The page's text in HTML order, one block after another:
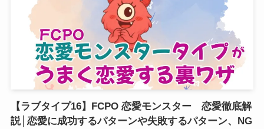
【ラブタイプ16】FCPO 恋愛モンスター 恋愛徹底解
説│恋愛に成功するパターンや失敗するパターン、NG